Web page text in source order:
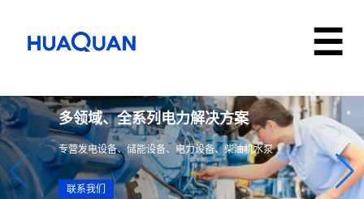
多领域、全系列电力解决方案
专营发电设备、储能设备、电力设备、柴油机水泵
联系我们